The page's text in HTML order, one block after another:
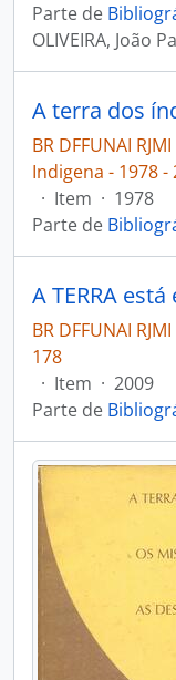
Parte de
OLIVEIRA, João
BR DFFUNAI
Indigena - 1978 -
· Item · 1978
Parte de
BR DFFUNAI
178
· Item · 2009
Parte de